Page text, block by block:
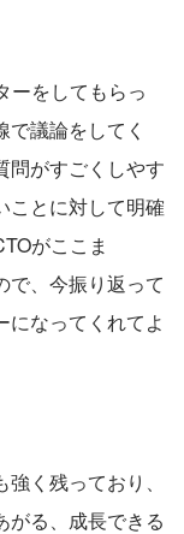
ーをしてもらっ
議論をしてく
問がすごくしやす
ことに対して明確
がここま
で、今振り返って
になってくれてよ
く残っており、
がる、成長できる